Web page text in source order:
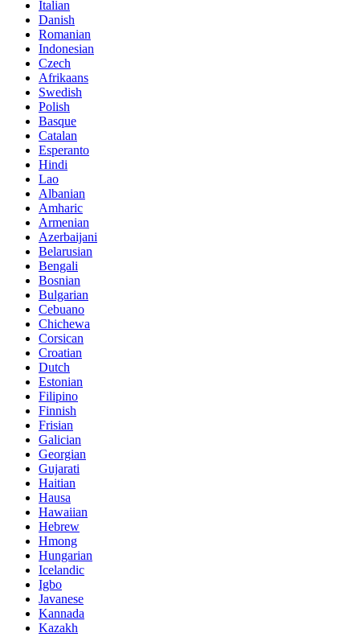
Italian
Danish
Romanian
Indonesian
Czech
Afrikaans
Swedish
Polish
Basque
Catalan
Esperanto
Hindi
Lao
Albanian
Amharic
Armenian
Azerbaijani
Belarusian
Bengali
Bosnian
Bulgarian
Cebuano
Chichewa
Corsican
Croatian
Dutch
Estonian
Filipino
Finnish
Frisian
Galician
Georgian
Gujarati
Haitian
Hausa
Hawaiian
Hebrew
Hmong
Hungarian
Icelandic
Igbo
Javanese
Kannada
Kazakh